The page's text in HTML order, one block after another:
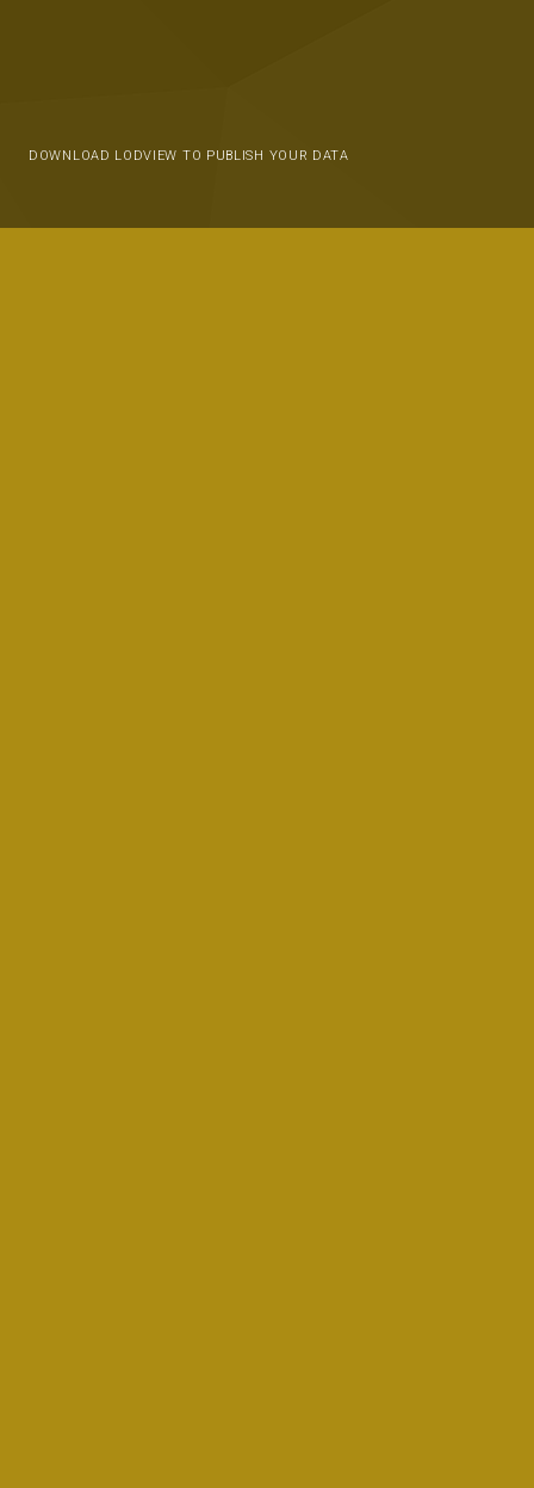
DOWNLOAD LODVIEW TO PUBLISH YOUR DATA